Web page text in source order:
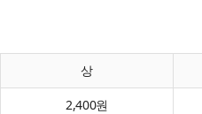
상
2,400원